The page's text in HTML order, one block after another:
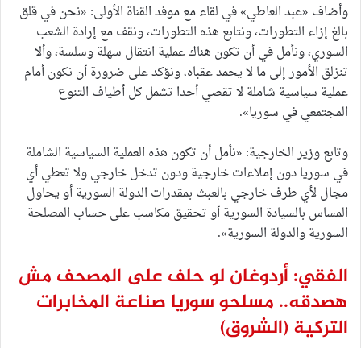
وأضاف «عبد العاطي» في لقاء مع موفد القناة الأولى: «نحن في قلق
بالغ إزاء التطورات، ونتابع هذه التطورات، ونقف مع إرادة الشعب
السوري، ونأمل في أن تكون هناك عملية انتقال سهلة وسلسة، وألا
تنزلق الأمور إلى ما لا يحمد عقباه، ونؤكد على ضرورة أن نكون أمام
عملية سياسية شاملة لا تقصي أحدا تشمل كل أطياف التنوع
المجتمعي في سوريا».
وتابع وزير الخارجية: «نأمل أن تكون هذه العملية السياسية الشاملة
في سوريا دون إملاءات خارجية ودون تدخل خارجي ولا تعطي أي
مجال لأي طرف خارجي بالعبث بمقدرات الدولة السورية أو يحاول
المساس بالسيادة السورية أو تحقيق مكاسب على حساب المصلحة
السورية والدولة السورية».
الفقي: أردوغان لو حلف على المصحف مش
هصدقه.. مسلحو سوريا صناعة المخابرات
التركية(الشروق)